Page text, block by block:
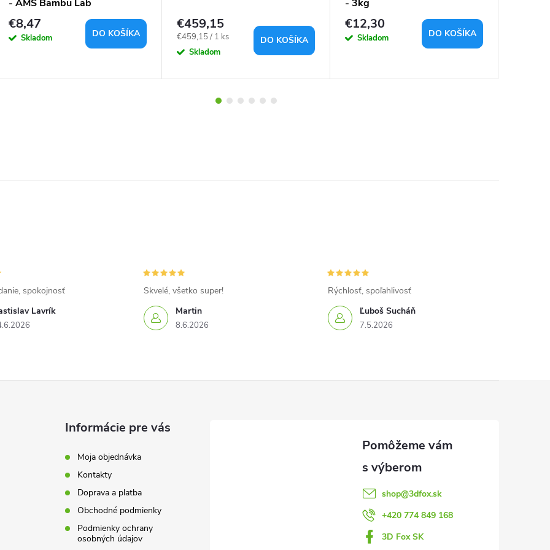
- AMS Bambu Lab
kompatibilný
€8,47
Skladom DO KOŠÍKA
€459,15
Jednotková
cena:
€459,15 / 1 ks
Skladom
DO KOŠÍKA
- 3kg
€12,30
Skladom DO KOŠÍKA
Lavrík
spokojnosť
Martin
8.6.2026
Skvelé, všetko super!
Ľuboš Sucháň
7.5.2026
Rýchlosť, spoľahlivosť
Informácie pre vás
Moja objednávka
Kontakty
Doprava a platba
Obchodné podmienky
Podmienky ochrany
osobných údajov
shop@3dfox.sk
+420 774 849 168
3D Fox SK